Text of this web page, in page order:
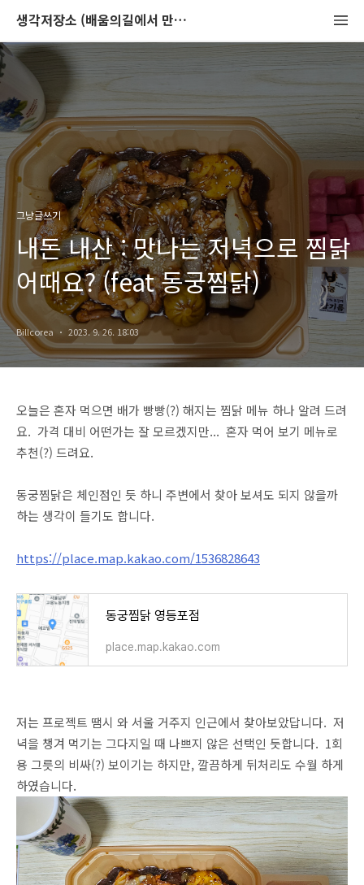
생각저장소 (배움의길에서 만나는 이야기)
그냥글쓰기
내돈 내산 : 맛나는 저녁으로 찜닭
어때요? (feat 동궁찜닭)
Billcorea 2023. 9. 26. 18:03
오늘은 혼자 먹으면 배가 빵빵(?) 해지는 찜닭 메뉴 하나 알려 드려
요. 가격 대비 어떤가는 잘 모르겠지만... 혼자 먹어 보기 메뉴로
추천(?) 드려요.
동궁찜닭은 체인점인 듯 하니 주변에서 찾아 보셔도 되지 않을까
하는 생각이 들기도 합니다.
https://place.map.kakao.com/1536828643
동궁찜닭 영등포점
place.map.kakao.com
저는 프로젝트 땜시 와 서울 거주지 인근에서 찾아보았답니다. 저
녁을 챙겨 먹기는 그다지일 때 나쁘지 않은 선택인 듯합니다. 1회
용 그릇의 비싸(?) 보이기는 하지만, 깔끔하게 뒤처리도 수월 하게
하였습니다.